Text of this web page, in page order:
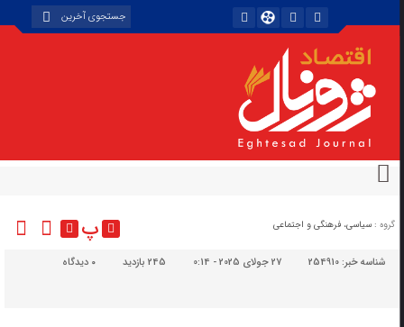
گروه : سیاسی، فرهنگی و اجتماعی پ
شناسه خبر:254910 27 جولای 2025 - 0:14 245 بازدید دیدگاه